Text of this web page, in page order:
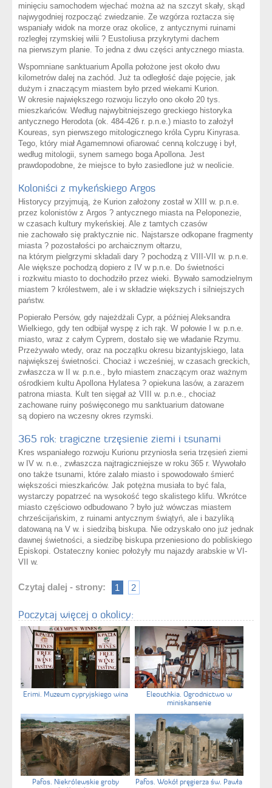
minięciu samochodem wjechać można aż na szczyt skały, skąd
najwygodniej rozpocząć zwiedzanie. Ze wzgórza roztacza się
wspaniały widok na morze oraz okolice, z antycznymi ruinami
rozległej rzymskiej wilii ? Eustoliusa przykrytymi dachem
na pierwszym planie. To jedna z dwu części antycznego miasta.
Wspomniane sanktuarium Apolla położone jest około dwu
kilometrów dalej na zachód. Już ta odległość daje pojęcie, jak
dużym i znaczącym miastem było przed wiekami Kurion.
W okresie największego rozwoju liczyło ono około 20 tys.
mieszkańców. Według najwybitniejszego greckiego historyka
antycznego Herodota (ok. 484-426 r. p.n.e.) miasto to założył
Koureas, syn pierwszego mitologicznego króla Cypru Kinyrasa.
Tego, który miał Agamemnowi ofiarować cenną kolczugę i był,
według mitologii, synem samego boga Apollona. Jest
prawdopodobne, że miejsce to było zasiedlone już w neolicie.
Koloniści z mykeńskiego Argos
Historycy przyjmują, że Kurion założony został w XIII w. p.n.e.
przez kolonistów z Argos ? antycznego miasta na Peloponezie,
w czasach kultury mykeńskiej. Ale z tamtych czasów
nie zachowało się praktycznie nic. Najstarsze odkopane fragmenty
miasta ? pozostałości po archaicznym ołtarzu,
na którym pielgrzymi składali dary ? pochodzą z VIII-VII w. p.n.e.
Ale większe pochodzą dopiero z IV w p.n.e. Do świetności
i rozkwitu miasto to dochodziło przez wieki. Bywało samodzielnym
miastem ? królestwem, ale i w składzie większych i silniejszych
państw.
Popierało Persów, gdy najeżdżali Cypr, a później Aleksandra
Wielkiego, gdy ten odbijał wyspę z ich rąk. W połowie I w. p.n.e.
miasto, wraz z całym Cyprem, dostało się we władanie Rzymu.
Przeżywało wtedy, oraz na początku okresu bizantyjskiego, lata
największej świetności. Chociaż i wcześniej, w czasach greckich,
zwłaszcza w II w. p.n.e., było miastem znaczącym oraz ważnym
ośrodkiem kultu Apollona Hylatesa ? opiekuna lasów, a zarazem
patrona miasta. Kult ten sięgał aż VIII w. p.n.e., chociaż
zachowane ruiny poświęconego mu sanktuarium datowane
są dopiero na wczesny okres rzymski.
365 rok: tragiczne trzęsienie ziemi i tsunami
Kres wspaniałego rozwoju Kurionu przyniosła seria trzęsień ziemi
w IV w. n.e., zwłaszcza najtragiczniejsze w roku 365 r. Wywołało
ono także tsunami, które zalało miasto i spowodowało śmierć
większości mieszkańców. Jak potężna musiała to być fala,
wystarczy popatrzeć na wysokość tego skalistego klifu. Wkrótce
miasto częściowo odbudowano ? było już wówczas miastem
chrześcijańskim, z ruinami antycznym świątyń, ale i bazyliką
datowaną na V w. i siedzibą biskupa. Nie odzyskało ono już jednak
dawnej świetności, a siedzibę biskupa przeniesiono do pobliskiego
Episkopi. Ostateczny koniec położyły mu najazdy arabskie w VI-
VII w.
Czytaj dalej - strony: 1 2
Poczytaj więcej o okolicy:
Erimi. Muzeum cypryjskiego wina
Eleouthkia. Ogrodnictwo w
miniskansenie
Pafos. Niekrólewskie groby
Pafos. Wokół pręgierza św. Pawła